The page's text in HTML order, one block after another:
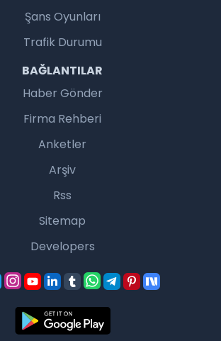
Şans Oyunları
Trafik Durumu
BAĞLANTILAR
Haber Gönder
Firma Rehberi
Anketler
Arşiv
Rss
Sitemap
Developers